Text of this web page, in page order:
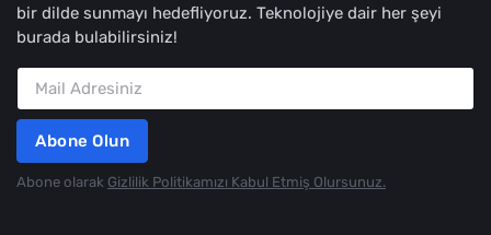
bir dilde sunmayı hedefliyoruz. Teknolojiye dair her şeyi
burada bulabilirsiniz!
Abone Olun
Abone olarak Gizlilik Politikamızı Kabul Etmiş Olursunuz.